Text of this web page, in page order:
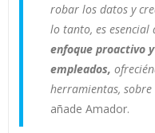
robar los datos y
lo tanto, es esencial
enfoque proactivo
empleados,
herramientas,
añade Amador.